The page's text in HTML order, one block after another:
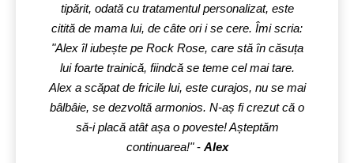
tipărit, odată cu tratamentul personalizat, este
citită de mama lui, de câte ori i se cere. Îmi scria:
"Alex îl iubește pe Rock Rose, care stă în căsuța
lui foarte trainică, fiindcă se teme cel mai tare.
Alex a scăpat de fricile lui, este curajos, nu se mai
bâlbâie, se dezvoltă armonios. N-aș fi crezut că o
să-i placă atât așa o poveste! Așteptăm
continuarea!"- Alex